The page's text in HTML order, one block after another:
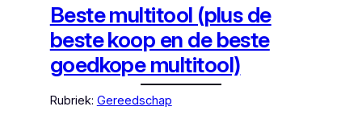
Beste multitool (plus de
beste koop en de beste
goedkope multitool)
Rubriek: Gereedschap